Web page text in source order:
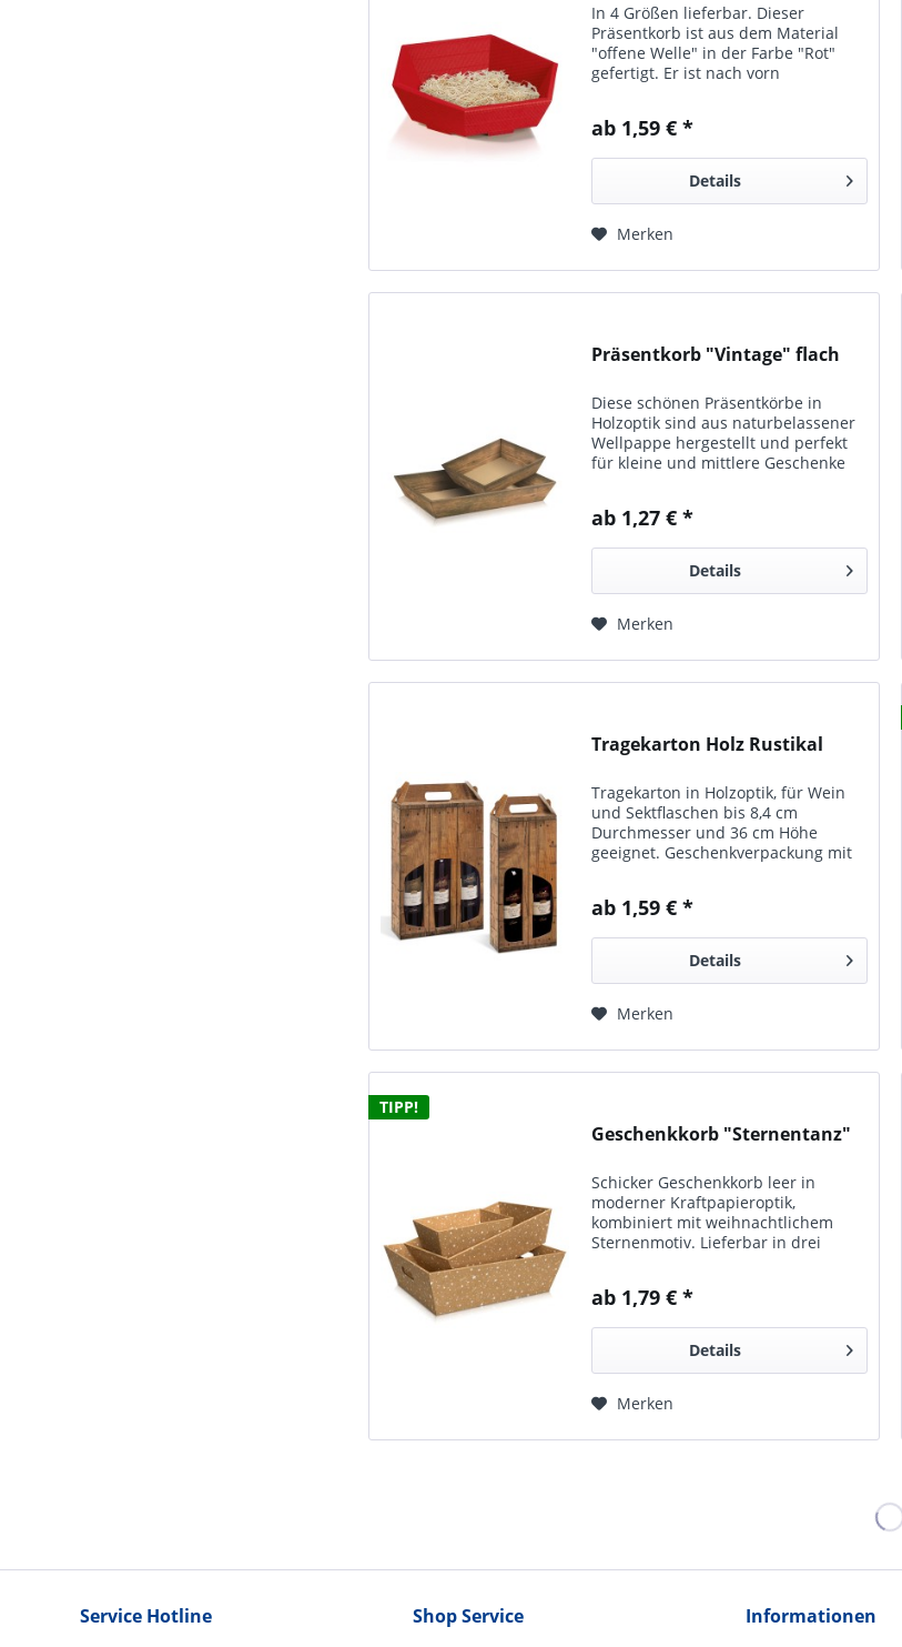
In 4 Größen lieferbar. Dieser
Präsentkorb ist aus dem Material
"offene Welle" in der Farbe "Rot"
gefertigt. Er ist nach vorn
ab 1,59 € *
Details
Merken
Präsentkorb "Vintage" flach
Diese schönen Präsentkörbe in
Holzoptik sind aus naturbelassener
Wellpappe hergestellt und perfekt
für kleine und mittlere Geschenke
Mischpräsente.
ab 1,27 € *
Details
Merken
Tragekarton Holz Rustikal
Tragekarton in Holzoptik, für Wein
und Sektflaschen bis 8,4 cm
Durchmesser und 36 cm Höhe
geeignet. Geschenkverpackung mit
folgenden Größen: für zwei Flaschen
2 x 0,75 l / 1,0 l, bis 8,4...
ab 1,59 € *
Details
Merken
TIPP!
Geschenkkorb "Sternentanz"
Schicker Geschenk­korb leer in
moderner Kraft­papier­optik,
kombiniert mit weih­nacht­lichem
Sternen­motiv. Lieferbar in drei
ab 1,79 € *
Details
Merken
Service Hotline Shop Service Informationen